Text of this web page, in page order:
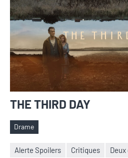
THE THIRD DAY
Étiquettes
Drame
Alerte Spoilers Critiques